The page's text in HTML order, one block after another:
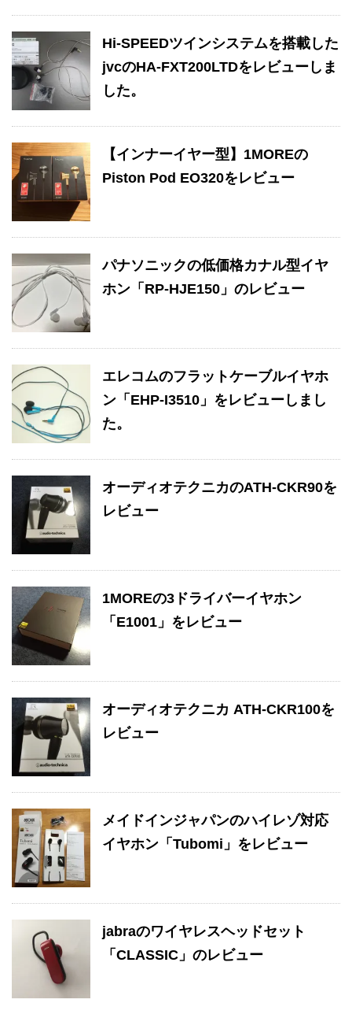
Hi-SPEEDツインシステムを搭載した
jvcのHA-FXT200LTDをレビューしま
した。
【インナーイヤー型】1MOREの
Piston Pod EO320をレビュー
パナソニックの低価格カナル型イヤ
ホン「RP-HJE150」のレビュー
エレコムのフラットケーブルイヤホ
ン「EHP-I3510」をレビューしまし
た。
オーディオテクニカのATH-CKR90を
レビュー
1MOREの3ドライバーイヤホン
「E1001」をレビュー
オーディオテクニカ ATH-CKR100を
レビュー
メイドインジャパンのハイレゾ対応
イヤホン「Tubomi」をレビュー
jabraのワイヤレスヘッドセット
「CLASSIC」のレビュー